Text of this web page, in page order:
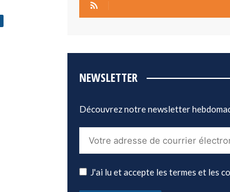
NEWSLETTER
Découvrez notre newsletter
J'ai lu et accepte les termes et les